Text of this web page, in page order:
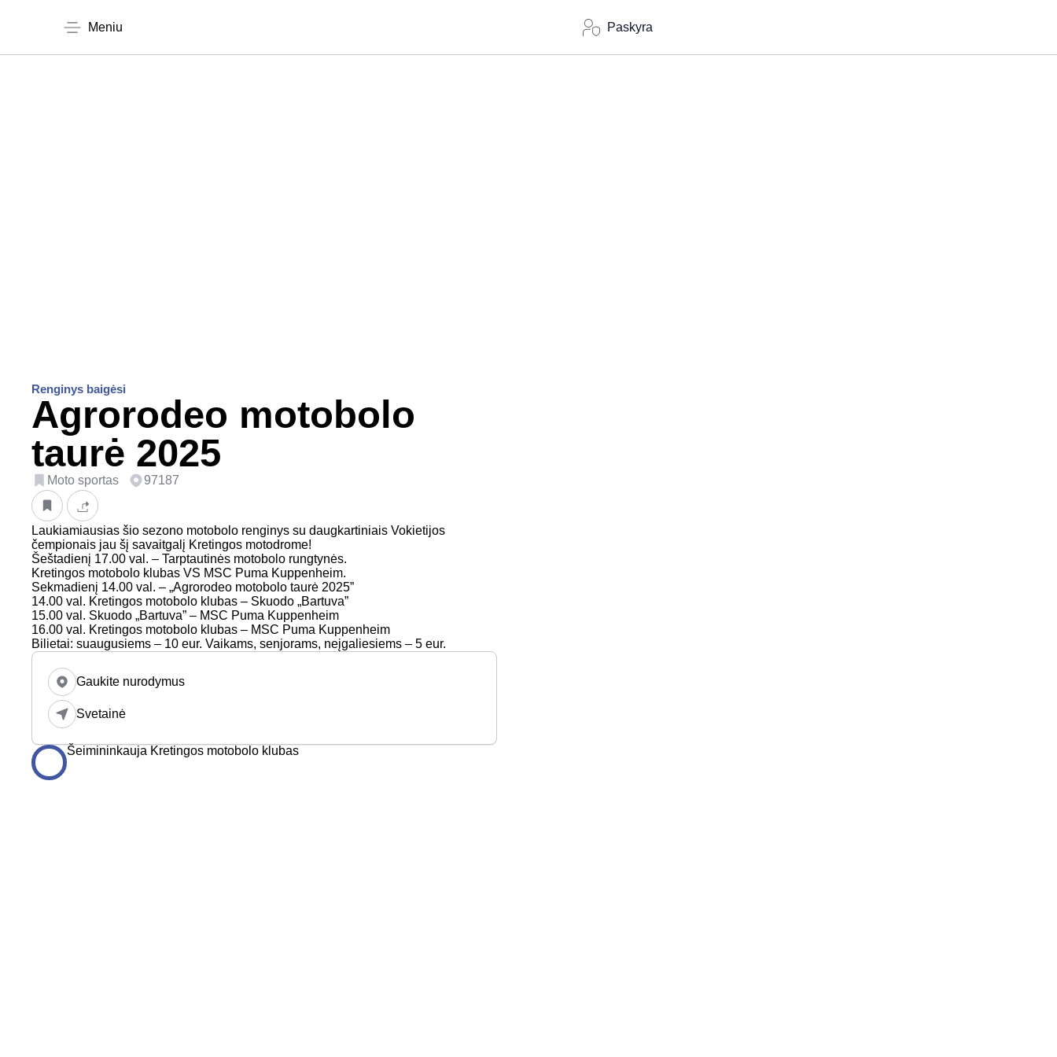
Meniu Paskyra
Renginys baigėsi
Agrorodeo motobolo
taurė 2025
Moto sportas 97187
Laukiamiausias šio sezono motobolo renginys su daugkartiniais Vokietijos
čempionais jau šį savaitgalį Kretingos motodrome!
Šeštadienį 17.00 val. – Tarptautinės motobolo rungtynės.
Kretingos motobolo klubas VS MSC Puma Kuppenheim.
Sekmadienį 14.00 val. – „Agrorodeo motobolo taurė 2025”
14.00 val. Kretingos motobolo klubas – Skuodo „Bartuva”
15.00 val. Skuodo „Bartuva” – MSC Puma Kuppenheim
16.00 val. Kretingos motobolo klubas – MSC Puma Kuppenheim
Bilietai: suaugusiems – 10 eur. Vaikams, senjorams, neįgaliesiems – 5 eur.
Gaukite nurodymus
Svetainė
Šeimininkauja Kretingos motobolo klubas